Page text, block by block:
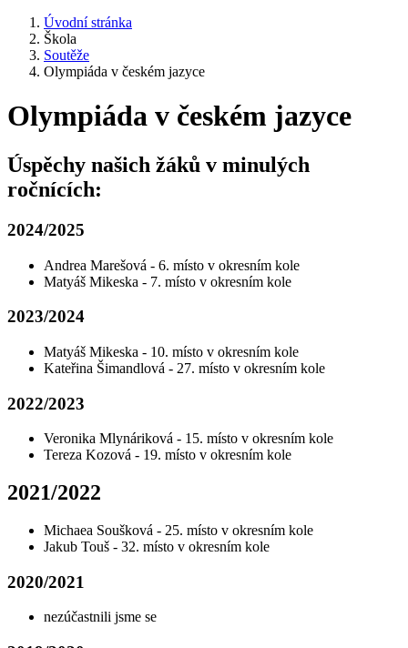
Úvodní stránka
Škola
Soutěže
Olympiáda v českém jazyce
Olympiáda v českém jazyce
Úspěchy našich žáků v minulých
ročnících:
2024/2025
Andrea Marešová - 6. místo v okresním kole
Matyáš Mikeska - 7. místo v okresním kole
2023/2024
Matyáš Mikeska - 10. místo v okresním kole
Kateřina Šimandlová - 27. místo v okresním kole
2022/2023
Veronika Mlynáriková - 15. místo v okresním kole
Tereza Kozová - 19. místo v okresním kole
2021/2022
Michaea Soušková - 25. místo v okresním kole
Jakub Touš - 32. místo v okresním kole
2020/2021
nezúčastnili jsme se